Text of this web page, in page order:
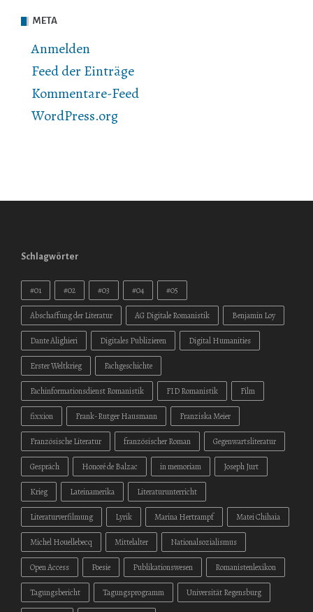
META
Anmelden
Feed der Einträge
Kommentare-Feed
WordPress.org
Schlagwörter
#01 #02 #03 #04 #05
Abschaffung der Literatur AG Digitale Romanistik Benjamin Loy
Dante Alighieri Digitales Publizieren Digital Humanities
Erster Weltkrieg Fachgeschichte
Fachinformationsdienst Romanistik FID Romanistik Film
fixxion Frank-Rutger Hausmann Franziska Meier
Französische Literatur französischer Roman Gegenwartsliteratur
Gespräch Honoré de Balzac in memoriam Joseph Jurt
Krieg Lateinamerika Literaturunterricht
Literaturverfilmung Lyrik Marina Hertrampf Matei Chihaia
Michel Houellebecq Mittelalter Nationalsozialismus
Open Access Poesie Publikationswesen Romanistenlexikon
Tagungsbericht Tagungsprogramm Universität Regensburg